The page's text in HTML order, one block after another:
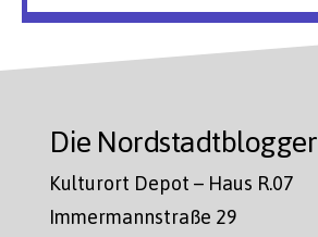
Die Nordstadtblogger
Kulturort Depot – Haus R.07
Immermannstraße 29